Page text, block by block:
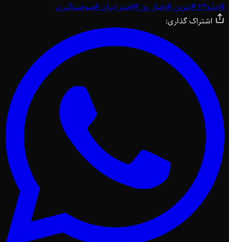
#ایذه24 #بنزین#اخبار روز#اخبار ایران#سوخت‌گیری
اشتراک گذاری: